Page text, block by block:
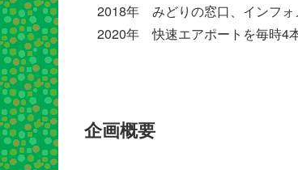
2018年 みどりの窓口、インフォ
2020年 快速エアポートを毎時4
企画概要